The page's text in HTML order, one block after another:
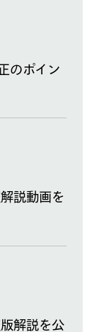
のポイン
説動画を
解説を公